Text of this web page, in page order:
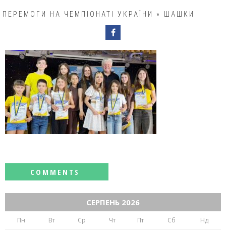
ПЕРЕМОГИ НА ЧЕМПІОНАТІ УКРАЇНИ » ШАШКИ
СЕРПЕНЬ 2026
Пн Вт Ср Чт Пт Сб Нд